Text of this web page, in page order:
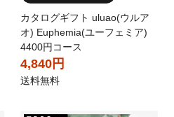
カタログギフト uluao(ウルア
オ) Euphemia(ユーフェミア)
4400円コース
4,840円
送料無料